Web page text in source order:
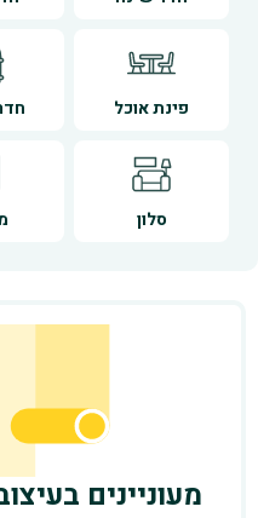
פינת אוכל
סלון
מעוניינים